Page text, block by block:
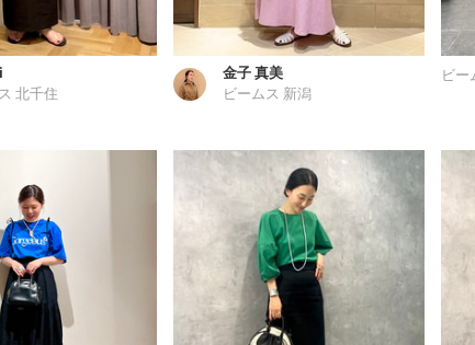
北千住
金子 真美
ビームス 新潟
ビー